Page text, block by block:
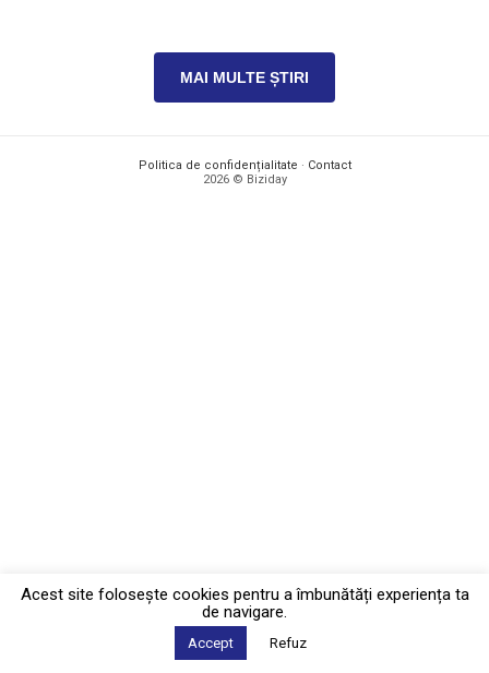
MAI MULTE ȘTIRI
Politica de confidențialitate · Contact
2026 © Biziday
Acest site foloseşte cookies pentru a îmbunătăți experiența ta
de navigare.
Accept Refuz